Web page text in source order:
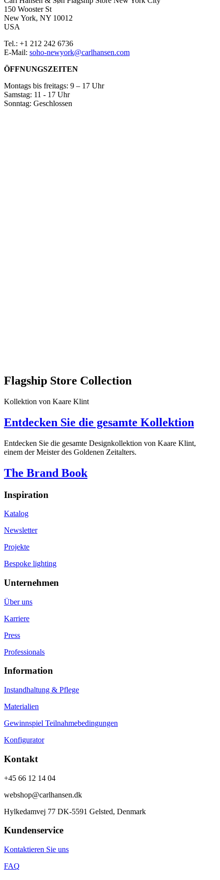
150 Wooster St
New York, NY 10012
USA
Tel.: +1 212 242 6736
E-Mail: soho-newyork@carlhansen.com
ÖFFNUNGSZEITEN
Montags bis freitags: 9 – 17 Uhr
Samstag: 11 - 17 Uhr
Sonntag: Geschlossen
Flagship Store Collection
Kollektion von Kaare Klint
Entdecken Sie die gesamte Kollektion
Entdecken Sie die gesamte Designkollektion von Kaare Klint,
einem der Meister des Goldenen Zeitalters.
The Brand Book
Inspiration
Katalog
Newsletter
Projekte
Bespoke lighting
Unternehmen
Über uns
Karriere
Press
Professionals
Information
Instandhaltung & Pflege
Materialien
Gewinnspiel Teilnahmebedingungen
Konfigurator
Kontakt
+45 66 12 14 04
webshop@carlhansen.dk
Hylkedamvej 77 DK-5591 Gelsted, Denmark
Kundenservice
Kontaktieren Sie uns
FAQ